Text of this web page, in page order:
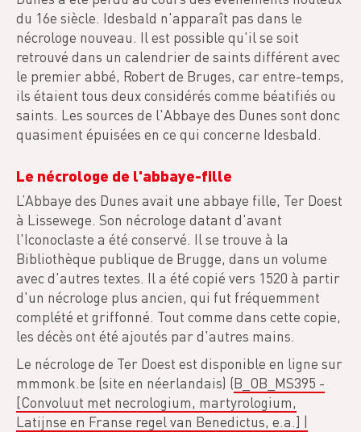
du 16e siècle. Idesbald n'apparaît pas dans le
nécrologe nouveau. Il est possible qu'il se soit
retrouvé dans un calendrier de saints différent avec
le premier abbé, Robert de Bruges, car entre-temps,
ils étaient tous deux considérés comme béatifiés ou
saints. Les sources de l'Abbaye des Dunes sont donc
quasiment épuisées en ce qui concerne Idesbald.
Le nécrologe de l'abbaye-fille
L’Abbaye des Dunes avait une abbaye fille, Ter Doest
à Lissewege. Son nécrologe datant d'avant
l'Iconoclaste a été conservé. Il se trouve à la
Bibliothèque publique de Brugge, dans un volume
avec d'autres textes. Il a été copié vers 1520 à partir
d'un nécrologe plus ancien, qui fut fréquemment
complété et griffonné. Tout comme dans cette copie,
les décès ont été ajoutés par d'autres mains.
Le nécrologe de Ter Doest est disponible en ligne sur
mmmonk.be (site en néerlandais) (B_OB_MS395 -
[Convoluut met necrologium, martyrologium,
Latijnse en Franse regel van Benedictus, e.a.] |